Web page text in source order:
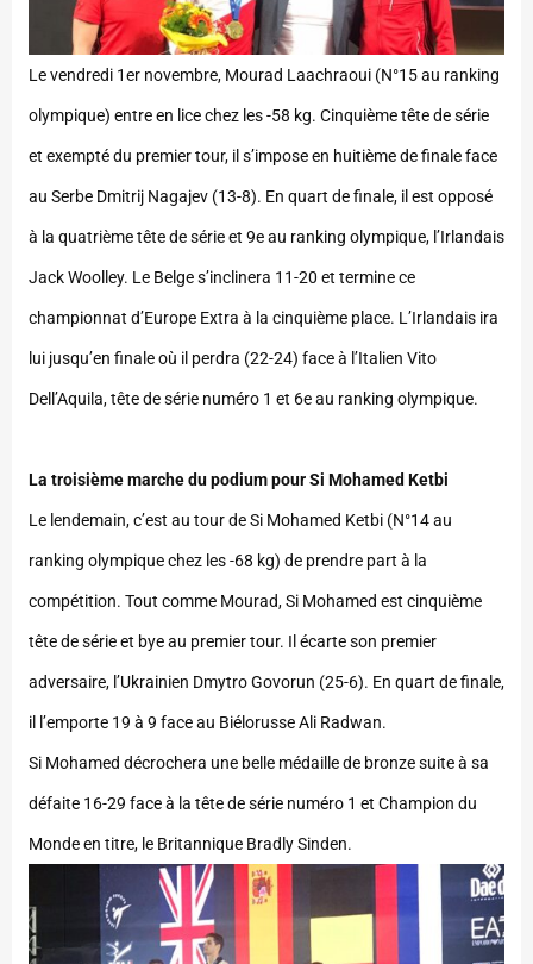
Le vendredi 1er novembre, Mourad Laachraoui (N°15 au ranking
olympique) entre en lice chez les -58 kg. Cinquième tête de série
et exempté du premier tour, il s’impose en huitième de finale face
au Serbe Dmitrij Nagajev (13-8). En quart de finale, il est opposé
à la quatrième tête de série et 9e au ranking olympique, l’Irlandais
Jack Woolley. Le Belge s’inclinera 11-20 et termine ce
championnat d’Europe Extra à la cinquième place. L’Irlandais ira
lui jusqu’en finale où il perdra (22-24) face à l’Italien Vito
Dell’Aquila, tête de série numéro 1 et 6e au ranking olympique.
La troisième marche du podium pour Si Mohamed Ketbi
Le lendemain, c’est au tour de Si Mohamed Ketbi (N°14 au
ranking olympique chez les -68 kg) de prendre part à la
compétition. Tout comme Mourad, Si Mohamed est cinquième
tête de série et bye au premier tour. Il écarte son premier
adversaire, l’Ukrainien Dmytro Govorun (25-6). En quart de finale,
il l’emporte 19 à 9 face au Biélorusse Ali Radwan.
Si Mohamed décrochera une belle médaille de bronze suite à sa
défaite 16-29 face à la tête de série numéro 1 et Champion du
Monde en titre, le Britannique Bradly Sinden.